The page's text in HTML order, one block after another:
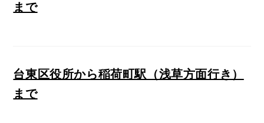
まで
台東区役所から稲荷町駅（浅草方面行き）
まで